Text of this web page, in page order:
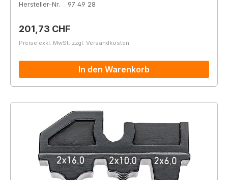
Hersteller-Nr.
97 49 28
Regulärer Preis:
201,73 CHF
Preise exkl. MwSt. zzgl. Versandkosten
In den Warenkorb